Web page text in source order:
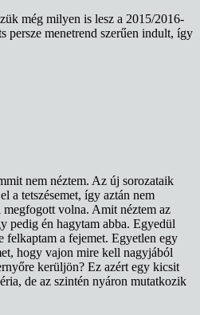
még milyen is lesz a 2015/2016-
persze menetrend szerűen indult, így
nem néztem. Az új sorozataik
a tetszésemet, így aztán nem
volna. Amit néztem az
pedig én hagytam abba. Egyedül
felkaptam a fejemet. Egyetlen egy
hogy vajon mire kell nagyjából
kerüljön? Ez azért egy kicsit
de az szintén nyáron mutatkozik